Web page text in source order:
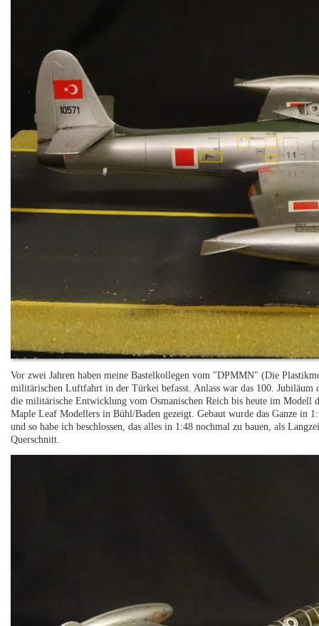
Vor zwei Jahren haben meine Bastelkollegen vom "DPMMN" (Die
militärischen Luftfahrt in der Türkei befasst. Anlass war das 100.
die militärische Entwicklung vom Osmanischen Reich bis heute im Modell
Maple Leaf Modellers in Bühl/Baden gezeigt. Gebaut wurde das Ganze in
und so habe ich beschlossen, das alles in 1:48 nochmal zu bauen, als
Querschnitt.